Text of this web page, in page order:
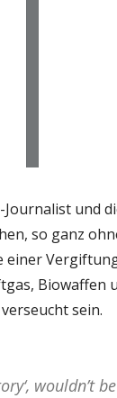
Journalist und
so ganz
einer
Biowaffen
sein.
wouldn’t be